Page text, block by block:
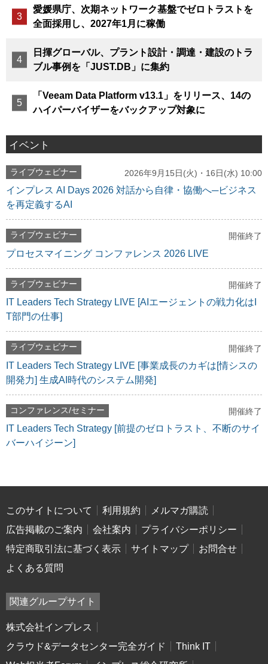
愛媛県庁、次期ネットワーク基盤でゼロトラストを
全面採用し、2027年1月に稼働
日揮グローバル、プラント設計・調達・建設のトラ
ブル事例を「JUST.DB」に集約
「Veeam Data Platform v13.1」をリリース、14の
ハイパーバイザーをバックアップ対象に
イベント
ライブウェビナー 2026年9月15日(火)・16日(水) 10:00
インプレス AI Days 2026 対話から自律・協働へ─ビジネス
を再定義するAI
ライブウェビナー 開催終了
プロセスマイニング コンファレンス 2026 LIVE
ライブウェビナー 開催終了
IT Leaders Tech Strategy LIVE [AIエージェントの戦力化はI
T部門の仕事]
ライブウェビナー 開催終了
IT Leaders Tech Strategy LIVE [事業成長のカギは[情シスの
開発力] 生成AI時代のシステム開発]
コンファレンス/セミナー 開催終了
IT Leaders Tech Strategy [前提のゼロトラスト、不断のサイ
バーハイジーン]
このサイトについて 利用規約
メルマガ購読
広告掲載のご案内
会社案内
プライバシーポリシー
特定商取引法に基づく表示
サイトマップ
お問合せ
よくある質問
関連グループサイト
株式会社インプレス
クラウド&データセンター完全ガイド
Think IT